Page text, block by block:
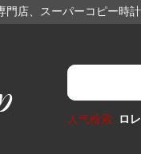
店、スーパーコピー時
人气檢索: ロ